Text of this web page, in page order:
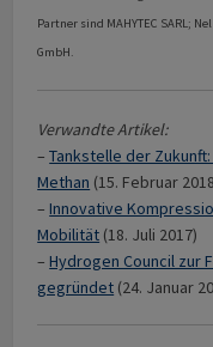
Partner sind MAHYTEC SARL;
GmbH.
Verwandte Artikel:
–Tankstelle der
Methan (15. Februar
–Innovative
Mobilität (18. Juli 2017)
–Hydrogen Council zur
gegründet (24. Januar